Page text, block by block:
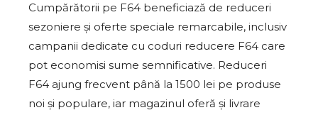
Cumpărătorii pe F64 beneficiază de reduceri
sezoniere și oferte speciale remarcabile, inclusiv
campanii dedicate cu coduri reducere F64 care
pot economisi sume semnificative. Reduceri
F64 ajung frecvent până la 1500 lei pe produse
noi și populare, iar magazinul oferă și livrare